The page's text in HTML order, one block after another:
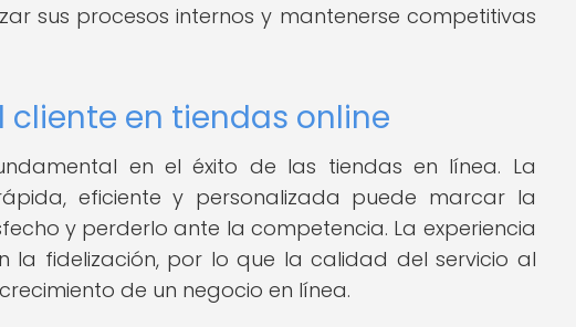
sus procesos internos y mantenerse competitivas
en tiendas online
en el éxito de las tiendas en línea. La
eficiente y personalizada puede marcar la
y perderlo ante la competencia. La experiencia
la fidelización, por lo que la calidad del servicio al
de un negocio en línea.